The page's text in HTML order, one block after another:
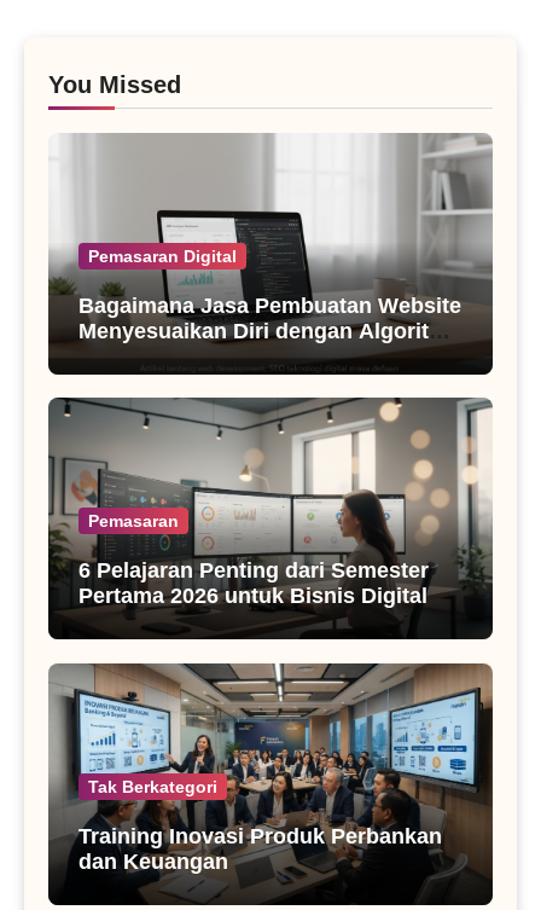
You Missed
Pemasaran Digital
Bagaimana Jasa Pembuatan Website
Menyesuaikan Diri dengan Algoritma
SEO Masa Kini
Pemasaran
6 Pelajaran Penting dari Semester
Pertama 2026 untuk Bisnis Digital
Tak Berkategori
Training Inovasi Produk Perbankan
dan Keuangan